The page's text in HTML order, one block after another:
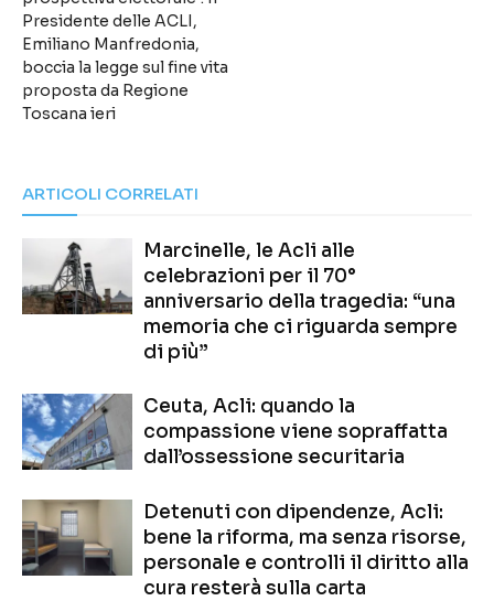
Presidente delle ACLI,
Emiliano Manfredonia,
boccia la legge sul fine vita
proposta da Regione
Toscana ieri
ARTICOLI CORRELATI
Marcinelle, le Acli alle
celebrazioni per il 70°
anniversario della tragedia: “una
memoria che ci riguarda sempre
di più”
Ceuta, Acli: quando la
compassione viene sopraffatta
dall’ossessione securitaria
Detenuti con dipendenze, Acli:
bene la riforma, ma senza risorse,
personale e controlli il diritto alla
cura resterà sulla carta